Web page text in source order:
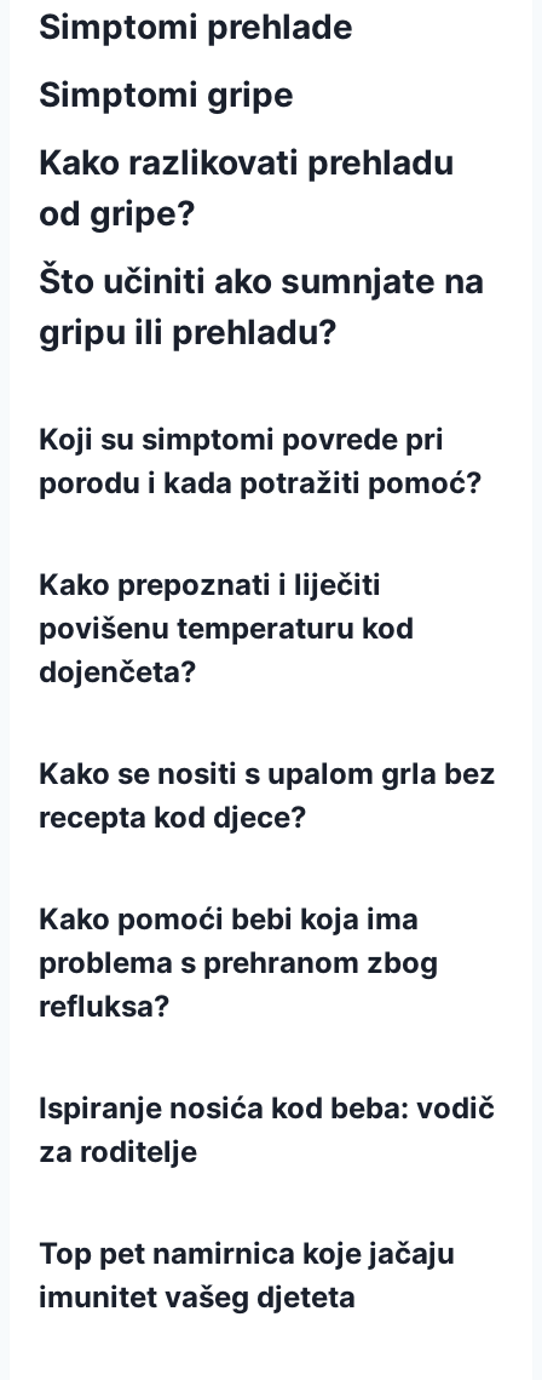
Simptomi prehlade
Simptomi gripe
Kako razlikovati prehladu
od gripe?
Što učiniti ako sumnjate na
gripu ili prehladu?
Koji su simptomi povrede pri
porodu i kada potražiti pomoć?
Kako prepoznati i liječiti
povišenu temperaturu kod
dojenčeta?
Kako se nositi s upalom grla bez
recepta kod djece?
Kako pomoći bebi koja ima
problema s prehranom zbog
refluksa?
Ispiranje nosića kod beba: vodič
za roditelje
Top pet namirnica koje jačaju
imunitet vašeg djeteta